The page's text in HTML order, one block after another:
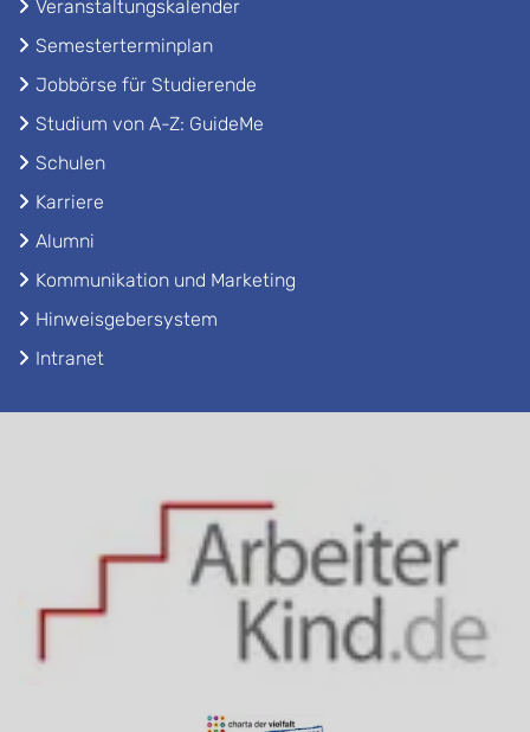
Veranstaltungskalender
Semesterterminplan
Jobbörse für Studierende
Studium von A-Z: GuideMe
Schulen
Karriere
Alumni
Kommunikation und Marketing
Hinweisgebersystem
Intranet